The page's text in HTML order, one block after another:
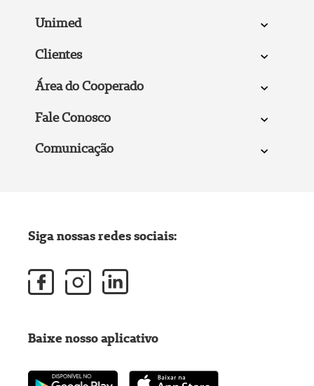
Unimed
Clientes
Área do Cooperado
Fale Conosco
Comunicação
Siga nossas redes sociais:
Baixe nosso aplicativo